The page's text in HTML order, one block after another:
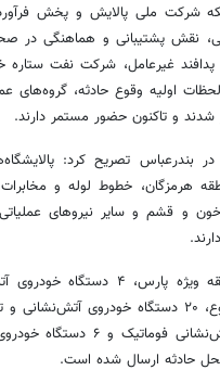
شرکت ملی پالایش و پخش
نقش پشتیبانی و هماهنگی در
غیرعامل، شرکت نفت ستاره
اولیه وقوع حادثه، گروه‌های
و تاکنون حضور مستمر دارند.
بندرعباس تصریح کرد:
هرمزگان، خطوط لوله و
و قشم و سایر نیروهای
فوماتیک
و ۶ دستگاه
حادثه ارسال شده است.